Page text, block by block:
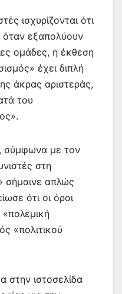
ισχυρίζονται ότι
εξαπολύουν
ομάδες, η έκθεση
έχει διπλή
άκρας αριστεράς,
του
σύμφωνα με τον
στη
σήμαινε απλώς
ότι οι όροι
«πολιτικού
στην ιστοσελίδα